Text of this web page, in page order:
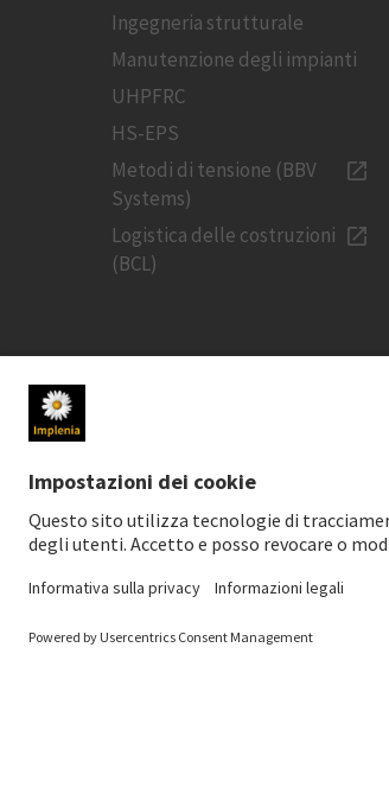
Ingegneria strutturale
Manutenzione degli impianti
UHPFRC
HS-EPS
Metodi di tensione (BBV
Systems)
Logistica delle costruzioni
(BCL)
Sala stampa
Contatto per i media
Social Media
Download per i media